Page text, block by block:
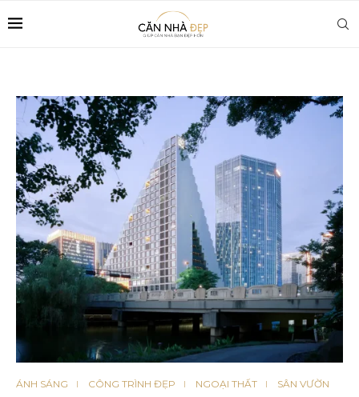
ÁNH SÁNG CÔNG TRÌNH ĐẸP NGOẠI THẤT SÂN VƯỜN